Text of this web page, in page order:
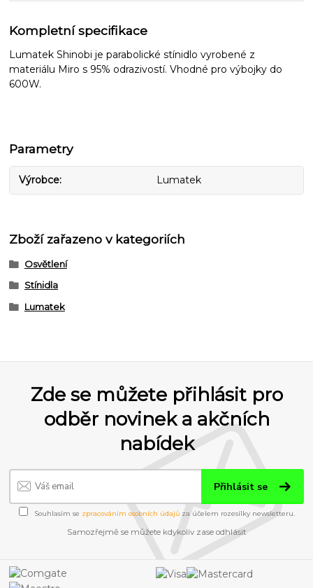
Kompletní specifikace
Lumatek Shinobi je parabolické stínidlo vyrobené z
materiálu Miro s 95% odrazivostí. Vhodné pro výbojky do
600W.
Parametry
Výrobce Lumatek
Zboží zařazeno v kategoriích
Osvětlení
Stínidla
Lumatek
Zde se můžete přihlásit pro
odběr novinek a akčních
nabídek
Přihlásit se
Souhlasím se zpracováním osobních údajůza účelem rozesílky newsletteru.
Samozřejmě se můžete kdykoliv zase odhlásit